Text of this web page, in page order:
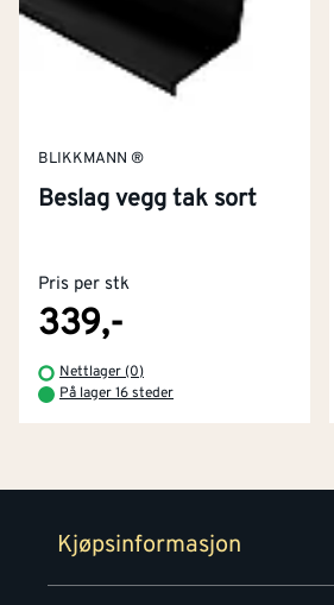
BLIKKMANN ®
Beslag vegg tak sort
Pris per stk
339,-
Nettlager (0)
På lager 16 steder
Kjøpsinformasjon
Kjøpsbetingelser
Retur- og angrerettsskjema
Tjenester
Montér Klubb
Byggevarehus og åpningstider
Prismatch
Personvern